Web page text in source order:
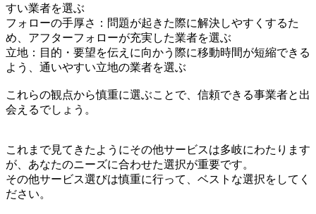
すい業者を選ぶ
フォローの手厚さ：問題が起きた際に解決しやすくするた
め、アフターフォローが充実した業者を選ぶ
立地：目的・要望を伝えに向かう際に移動時間が短縮できる
よう、通いやすい立地の業者を選ぶ
これらの観点から慎重に選ぶことで、信頼できる事業者と出
会えるでしょう。
これまで見てきたようにその他サービスは多岐にわたります
が、あなたのニーズに合わせた選択が重要です。
その他サービス選びは慎重に行って、ベストな選択をしてく
ださい。